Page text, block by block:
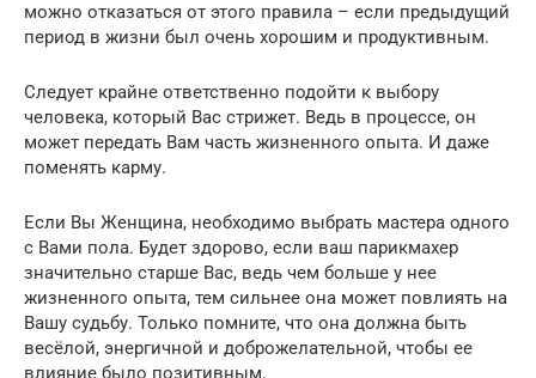
можно отказаться от этого правила – если предыдущий
период в жизни был очень хорошим и продуктивным.
Следует крайне ответственно подойти к выбору
человека, который Вас стрижет. Ведь в процессе, он
может передать Вам часть жизненного опыта. И даже
поменять карму.
Если Вы Женщина, необходимо выбрать мастера одного
с Вами пола. Будет здорово, если ваш парикмахер
значительно старше Вас, ведь чем больше у нее
жизненного опыта, тем сильнее она может повлиять на
Вашу судьбу. Только помните, что она должна быть
весёлой, энергичной и доброжелательной, чтобы ее
влияние было позитивным.